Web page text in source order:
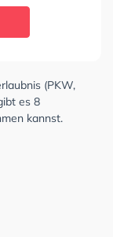
(PKW,
es 8
kannst.